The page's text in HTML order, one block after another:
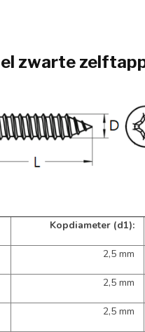
zwarte
Kopdiameter (d1):
2,5 mm
2,5 mm
2,5 mm